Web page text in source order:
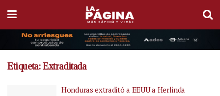
Etiqueta:Extraditada
Honduras extraditó a EEUU a Herlinda